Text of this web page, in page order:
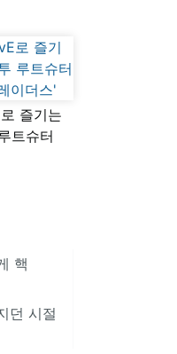
즐기는
트슈터
핵
던 시절